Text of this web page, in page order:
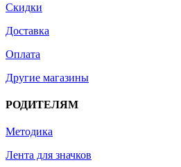
Скидки
Доставка
Оплата
Другие магазины
РОДИТЕЛЯМ
Методика
Лента для значков